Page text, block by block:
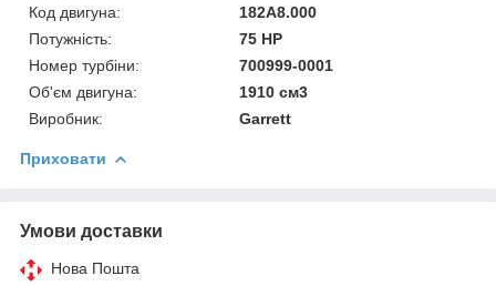
Код двигуна:
182A8.000
Потужність:
75 HP
Номер турбіни:
700999-0001
Об'єм двигуна:
1910 см3
Виробник:
Garrett
Приховати
Умови доставки
Нова Пошта